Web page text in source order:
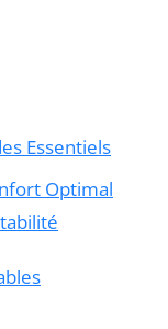
Essentiels
Optimal